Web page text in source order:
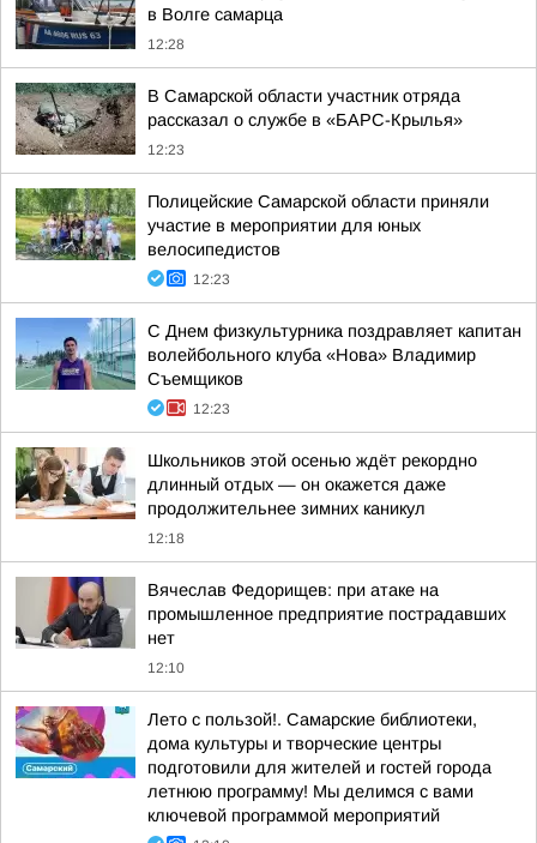
в Волге самарца
12:28
В Самарской области участник отряда
рассказал о службе в «БАРС-Крылья»
12:23
Полицейские Самарской области приняли
участие в мероприятии для юных
велосипедистов
12:23
С Днем физкультурника поздравляет капитан
волейбольного клуба «Нова» Владимир
Съемщиков
12:23
Школьников этой осенью ждёт рекордно
длинный отдых — он окажется даже
продолжительнее зимних каникул
12:18
Вячеслав Федорищев: при атаке на
промышленное предприятие пострадавших
нет
12:10
Лето с пользой!. Самарские библиотеки,
дома культуры и творческие центры
подготовили для жителей и гостей города
летнюю программу! Мы делимся с вами
ключевой программой мероприятий